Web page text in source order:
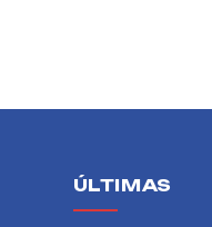
ÚLTIMAS